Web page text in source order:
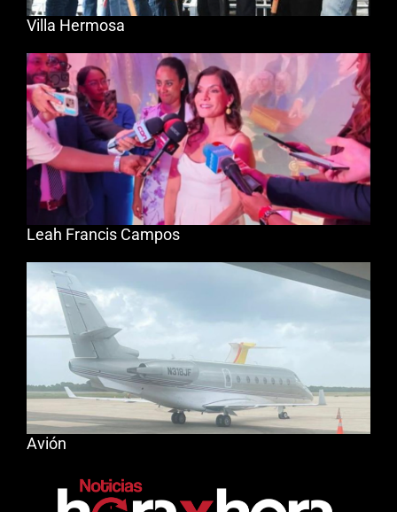
Villa Hermosa
Leah Francis Campos
Avión